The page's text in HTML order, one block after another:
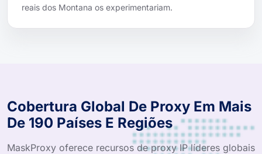
reais dos Montana os experimentariam.
Cobertura Global De Proxy Em Mais
De 190 Países E Regiões
MaskProxy oferece recursos de proxy IP líderes globais